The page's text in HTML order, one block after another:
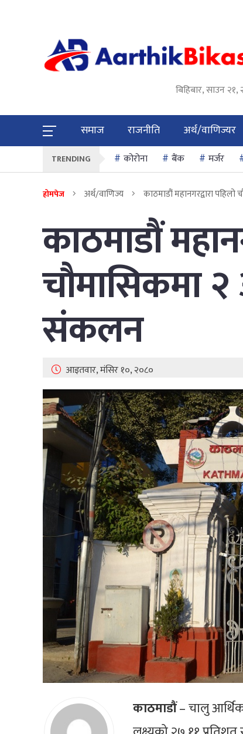
बिहिबार, साउन २१,
समाज राजनीति अर्थ/वाणिज्यर
TRENDING कोरोना बैंक मर्जर
होमपेज अर्थ/वाणिज्य काठमाडौं महानगरद्वारा
काठमाडौं
चौमासिकमा
संकलन
आइतवार, मंसिर १०, २०८०
काठमाडौं– चालु